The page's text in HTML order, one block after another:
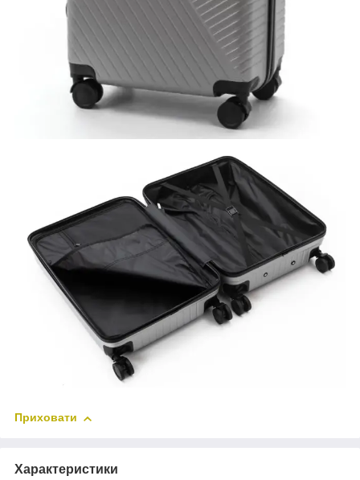
Приховати
Характеристики